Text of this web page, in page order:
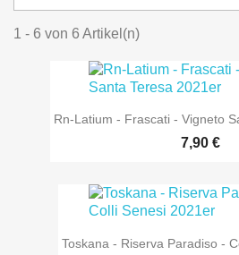
1 - 6 von 6 Artikel(n)
Rn-Latium - Frascati - Vigneto
7,90 €
Toskana - Riserva Paradiso -